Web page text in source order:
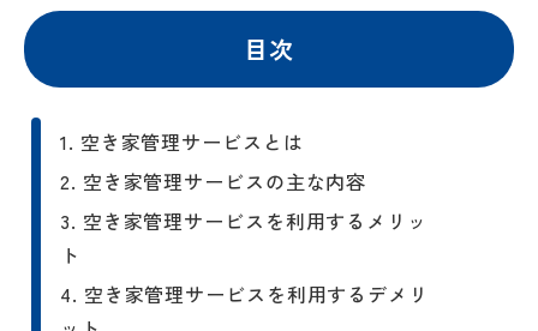
目次
1. 空き家管理サービスとは
2. 空き家管理サービスの主な内容
2-1. 換気・通水
2-3. 清掃・片付け
3. 空き家管理サービスを利用するメリッ
ト
3-1. 空き家管理にかかる手間を軽減
4. 空き家管理サービスを利用するデメリ